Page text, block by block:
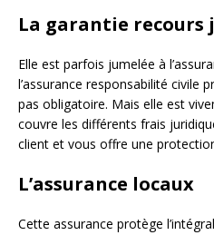
La garantie recours
Elle est parfois jumelée à
l’assurance responsabilité civile
pas obligatoire. Mais elle est
couvre les différents frais
client et vous offre une
L’assurance locaux
Cette assurance protège